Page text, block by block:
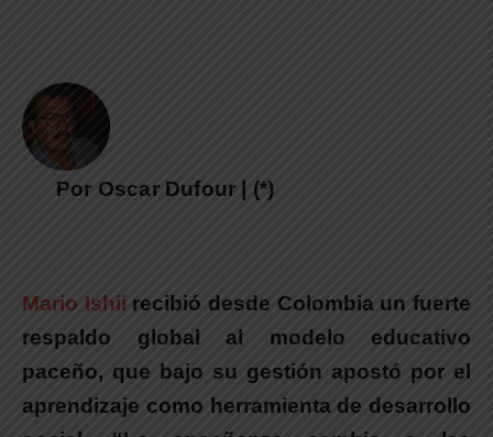
Por Oscar Dufour | (*)
Mario Ishii recibió desde Colombia un fuerte
respaldo global al modelo educativo
paceño, que bajo su gestión apostó por el
aprendizaje como herramienta de desarrollo